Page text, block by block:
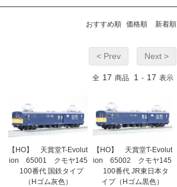
おすすめ順 価格順 新着順
< Prev Next >
全 17 商品 1 - 17 表示
【HO】 天賞堂T-Evolut
ion 65001 クモヤ145
100番代 国鉄タイプ
（Hゴム灰色）
【HO】 天賞堂T-Evolut
ion 65002 クモヤ145
100番代 JR東日本タ
イプ（Hゴム黒色）